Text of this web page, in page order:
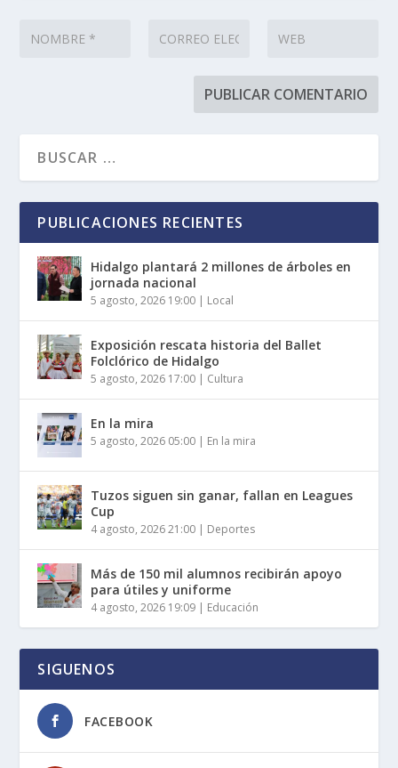
PUBLICACIONES RECIENTES
Hidalgo plantará 2 millones de árboles en
jornada nacional
5 agosto, 2026 19:00 | Local
Exposición rescata historia del Ballet
Folclórico de Hidalgo
5 agosto, 2026 17:00 | Cultura
En la mira
5 agosto, 2026 05:00 | En la mira
Tuzos siguen sin ganar, fallan en Leagues
Cup
4 agosto, 2026 21:00 | Deportes
Más de 150 mil alumnos recibirán apoyo
para útiles y uniforme
4 agosto, 2026 19:09 | Educación
SIGUENOS
FACEBOOK